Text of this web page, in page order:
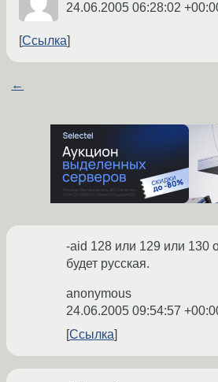
24.06.2005 06:28:02
Ссылка
←
-aid 128 или 129 или 130
будет русская.
anonymous
24.06.2005 09:54:57
Ссылка